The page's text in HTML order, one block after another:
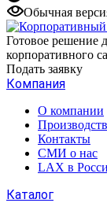
Обычная
Готовое решение
корпоративного
Подать заявку
Компания
О компании
Контакты
СМИ о нас
LAX в
Каталог